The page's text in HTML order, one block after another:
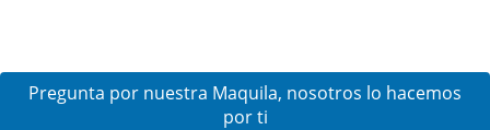
Pregunta por nuestra Maquila, nosotros lo hacemos
por ti